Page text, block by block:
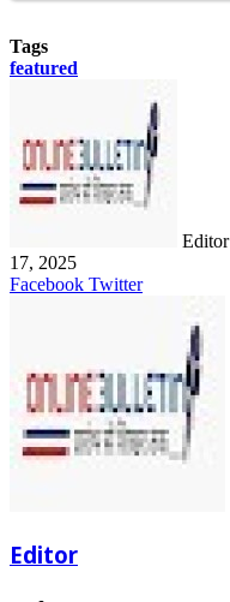
Tags
featured
Editor
17, 2025
Facebook TwitterLinkedIn
Share
Print
Editor